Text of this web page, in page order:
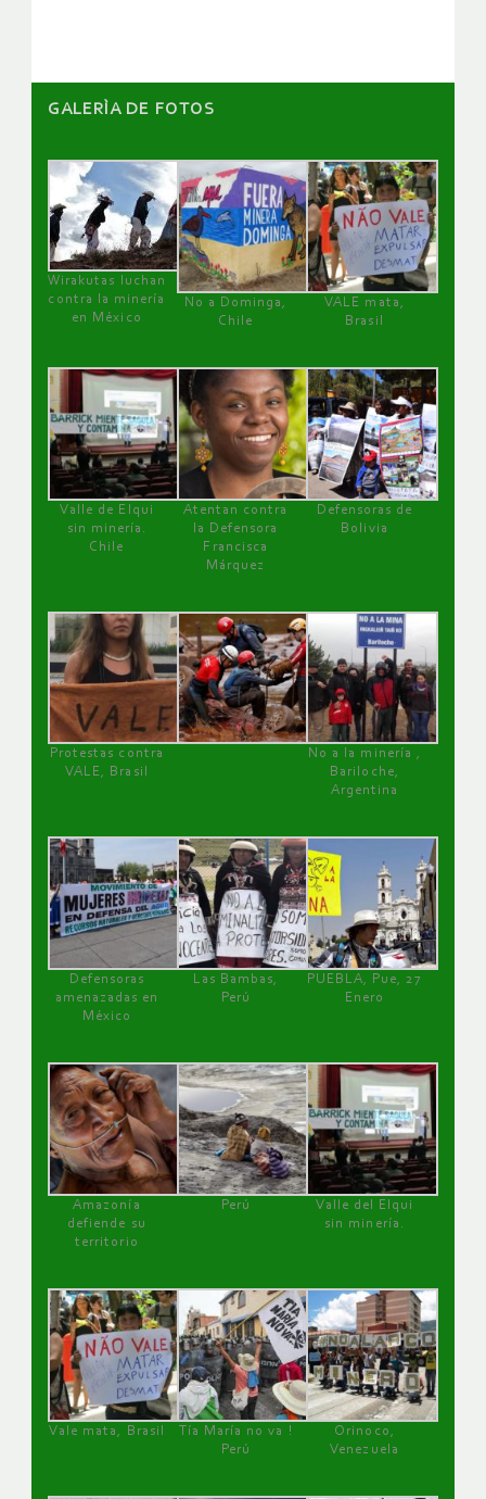
GALERÌA DE FOTOS
Wirakutas luchan
contra la minería
en México
No a Dominga,
Chile
VALE mata,
Brasil
Valle de Elqui
sin minería.
Chile
Atentan contra
la Defensora
Francisca
Márquez
Defensoras de
Bolivia
Protestas contra
VALE, Brasil
No a la minería ,
Bariloche,
Argentina
Defensoras
amenazadas en
México
Las Bambas,
Perú
PUEBLA, Pue, 27
Enero
Amazonía
defiende su
territorio
Perú
Valle del Elqui
sin minería.
Vale mata, Brasil
Tía María no va !
Perú
Orinoco,
Venezuela